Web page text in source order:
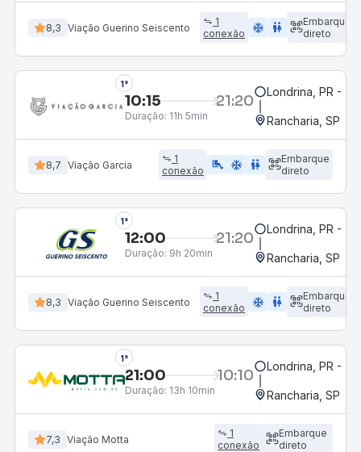
8,3 Viação Guerino Seiscento
1
conexão
ac_unit wc
Embarque
direto
1°
10:15 21:20
Duração: 11h 5min
Londrina, PR -
Rancharia, SP
8,7 Viação Garcia
1
conexão
airline_seat_legroom_extra ac_unit WC
Embarque
direto
1°
12:00 21:20
Duração: 9h 20min
Londrina, PR -
Rancharia, SP
8,3 Viação Guerino Seiscento
1
conexão
ac_unit wc
Embarque
direto
1°
21:00 10:10
Duração: 13h 10min
Londrina, PR -
Rancharia, SP
7,3 Viação Motta
1
conexão
Embarque
direto